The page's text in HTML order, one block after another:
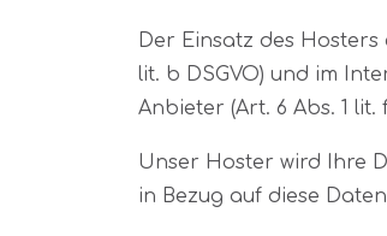
Der Einsatz des
lit. b DSGVO) und im
Anbieter (Art. 6 Abs. 1 lit.
Unser Hoster wird Ihre
in Bezug auf diese